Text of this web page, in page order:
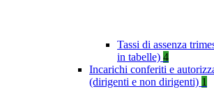
Tassi di assenza
in tabelle) 4
Incarichi conferiti e
(dirigenti e non dirigenti) 1